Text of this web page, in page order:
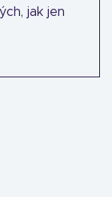
jak jen